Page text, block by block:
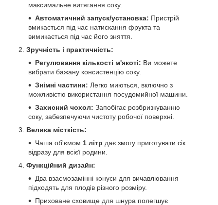
максимальне витягання соку.
Автоматичний запуск/установка: Пристрій
вмикається під час натискання фрукта та
вимикається під час його зняття.
Зручність і практичність:
Регулювання кількості м'якоті: Ви можете
вибрати бажану консистенцію соку.
Знімні частини: Легко миються, включно з
можливістю використання посудомийної машини.
Захисний чохол: Запобігає розбризкуванню
соку, забезпечуючи чистоту робочої поверхні.
Велика місткість:
Чаша об'ємом 1 літр дає змогу приготувати сік
відразу для всієї родини.
Функційний дизайн:
Два взаємозамінні конуси для вичавлювання
підходять для плодів різного розміру.
Приховане сховище для шнура полегшує